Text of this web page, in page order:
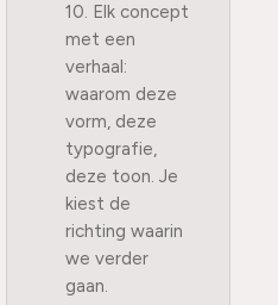
10. Elk concept
met een
verhaal:
waarom deze
vorm, deze
typografie,
deze toon. Je
kiest de
richting waarin
we verder
gaan.